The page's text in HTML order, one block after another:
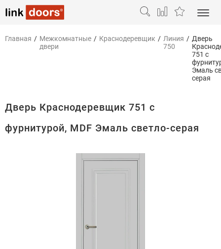
Главная / Межкомнатные
двери
/ Краснодеревщик / Линия
750
/ Дверь
751 с
Эмаль
серая
Дверь Краснодеревщик 751 с
фурнитурой, MDF Эмаль светло-серая